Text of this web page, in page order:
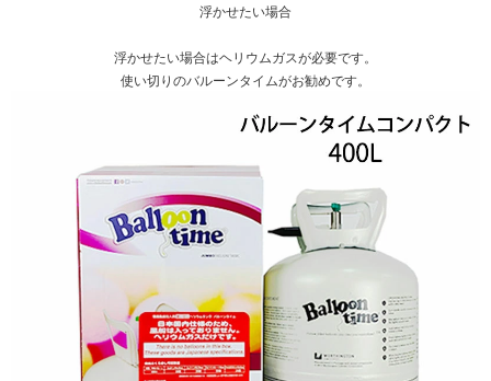
浮かせたい場合
浮かせたい場合はヘリウムガスが必要です。
使い切りのバルーンタイムがお勧めです。